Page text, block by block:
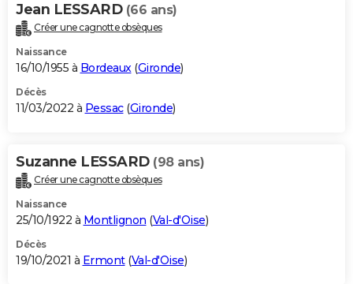
Jean LESSARD (66 ans)
Créer une cagnotte obsèques
Naissance
16/10/1955 à Bordeaux(Gironde)
Décès
11/03/2022 à Pessac(Gironde)
Suzanne LESSARD (98 ans)
Créer une cagnotte obsèques
Naissance
25/10/1922 à Montlignon (Val-d'Oise)
Décès
19/10/2021 à Ermont(Val-d'Oise)